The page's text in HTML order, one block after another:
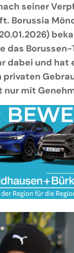
seiner
Borussia
das
dabei und
privaten
nur mit